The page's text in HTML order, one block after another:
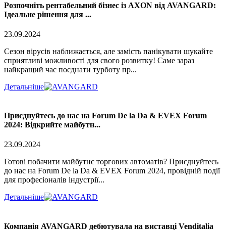
Розпочніть рентабельний бізнес із AXON від AVANGARD:
Ідеальне рішення для ...
23.09.2024
Сезон вірусів наближається, але замість панікувати шукайте
сприятливі можливості для свого розвитку! Саме зараз
найкращий час поєднати турботу пр...
Детальніше
Приєднуйтесь до нас на Forum De la Da & EVEX Forum
2024: Відкрийте майбутн...
23.09.2024
Готові побачити майбутнє торгових автоматів? Приєднуйтесь
до нас на Forum De la Da & EVEX Forum 2024, провідній події
для професіоналів індустрії...
Детальніше
Компанія AVANGARD дебютувала на виставці Venditalia